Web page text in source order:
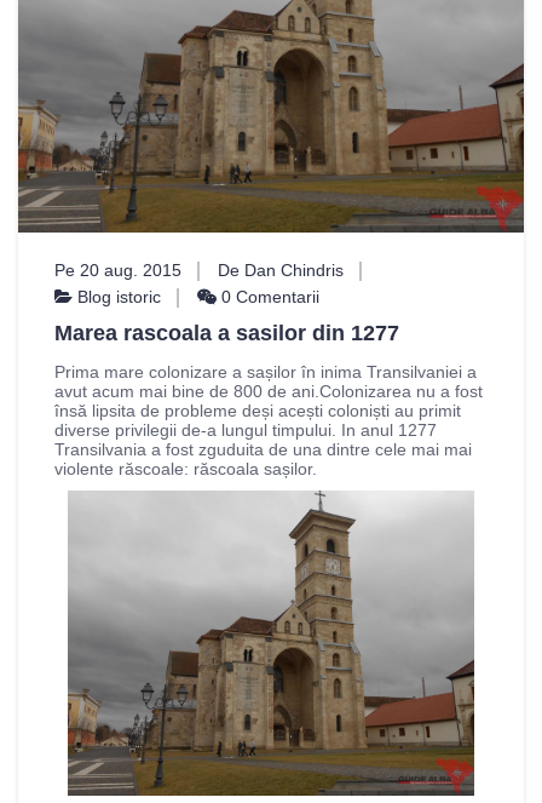
Pe 20 aug. 2015
De Dan Chindris
Blog istoric
0 Comentarii
Marea rascoala a sasilor din 1277
Prima mare colonizare a sașilor în inima Transilvaniei a
avut acum mai bine de 800 de ani.Colonizarea nu a fost
însă lipsita de probleme deși acești coloniști au primit
diverse privilegii de-a lungul timpului. In anul 1277
Transilvania a fost zguduita de una dintre cele mai mai
violente răscoale: răscoala sașilor.